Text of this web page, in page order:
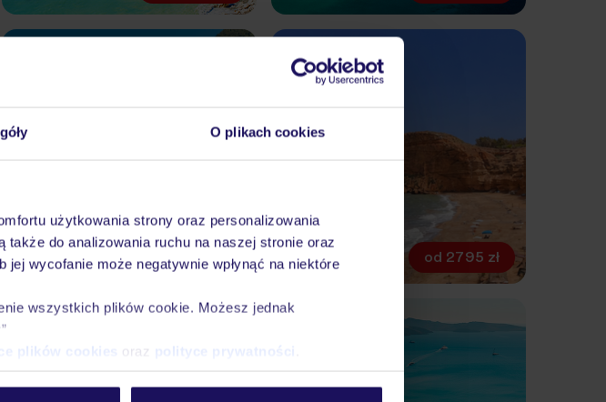
O plikach cookies
użytkowania strony oraz personalizowania
do analizowania ruchu na naszej stronie oraz
wycofanie może negatywnie wpłynąć na niektóre
wszystkich plików cookie. Możesz jednak
plików cookies oraz polityce prywatności
Madera od 2371 zł Maroko od 2795 zł